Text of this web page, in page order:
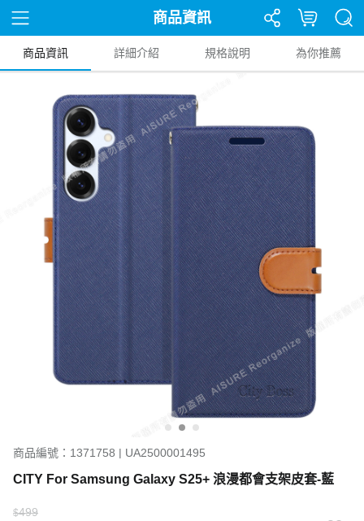
商品資訊
商品資訊 詳細介紹 規格說明 為你推薦
商品編號：1371758 | UA2500001495
CITY For Samsung Galaxy S25+ 浪漫都會支架皮套-藍
$499